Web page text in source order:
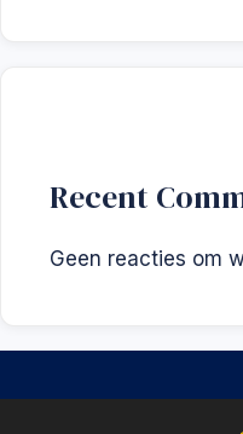
Recent
Geen reacties om